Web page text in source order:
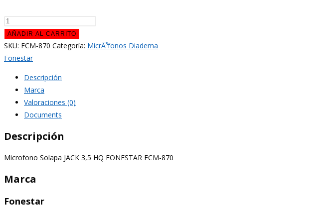
Microfono
Solapa
JACK
3,5
FONESTAR
cantidad
AÑADIR AL CARRITO
SKU: FCM-870 Categoría: MicrÃ³fonos Diadema
Fonestar
Descripción
Marca
Valoraciones (0)
Documents
Descripción
Microfono Solapa JACK 3,5 HQ FONESTAR FCM-870
Marca
Fonestar